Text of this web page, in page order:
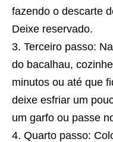
fazendo o descarte
Deixe reservado.
Terceiro passo:
do bacalhau,
minutos ou até que
deixe esfriar um
um garfo ou passe
Quarto passo: